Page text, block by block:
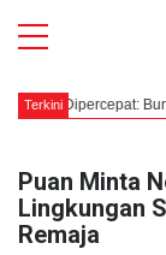
TerkiniBung Karno
Puan Minta
Lingkungan
Remaja